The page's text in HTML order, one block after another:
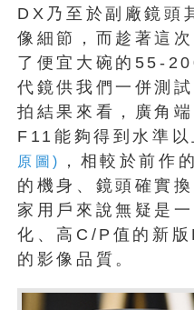
DX乃至於副廠鏡頭
像細節，而趁著這
了便宜大碗的55-
代鏡供我們一併測
拍結果來看，廣角
F11能夠得到水準以
原圖)
，相較於前作
的機身、鏡頭確實
家用戶來說無疑是
化、高C/P值的新
的影像品質。